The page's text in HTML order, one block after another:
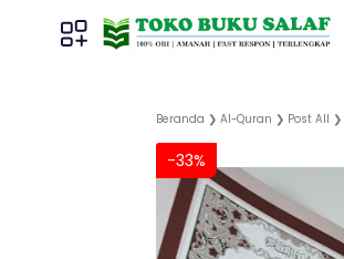
Beranda ❯ Al-Quran ❯ Post All ❯
-33%